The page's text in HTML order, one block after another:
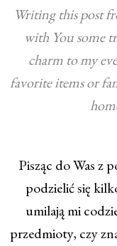
Writing this post
with You some
charm to my
favorite items or
Pisząc do Was z
podzielić się
umilają mi
przedmioty, czy